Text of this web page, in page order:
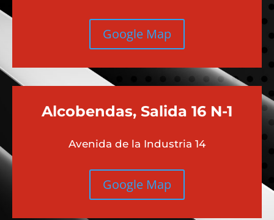
Google Map
Alcobendas, Salida 16 N-1
Avenida de la Industria 14
Google Map